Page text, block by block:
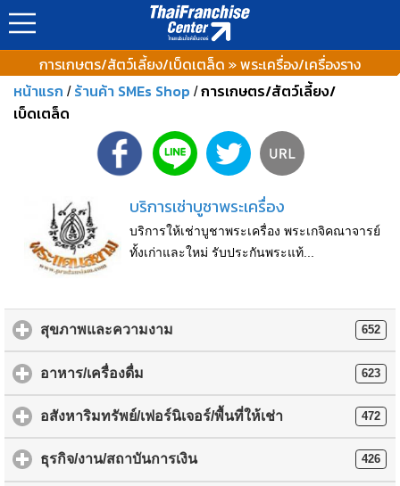
การเกษตร/สัตว์เลี้ยง/เบ็ดเตล็ด » พระเครื่อง/เครื่องราง
หน้าแรก / ร้านค้า SMEs Shop /การเกษตร/สัตว์เลี้ยง/
เบ็ดเตล็ด
บริการเช่าบูชาพระเครื่อง
บริการให้เช่าบูชาพระเครื่อง พระเกจิคณาจารย์
ทั้งเก่าและใหม่ รับประกันพระแท้...
สุขภาพและความงาม 652
อาหาร/เครื่องดื่ม 623
อสังหาริมทรัพย์/เฟอร์นิเจอร์/พื้นที่ให้เช่า 472
ธุรกิจ/งาน/สถาบันการเงิน 426